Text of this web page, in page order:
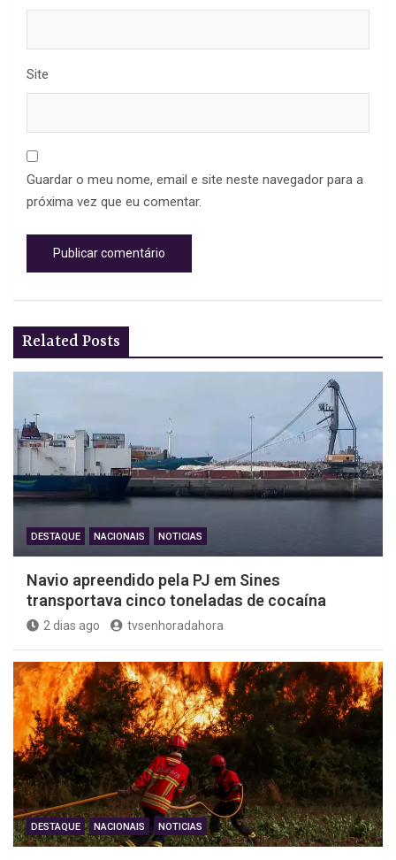
Site
Guardar o meu nome, email e site neste navegador para a
próxima vez que eu comentar.
Related Posts
DESTAQUE NACIONAIS NOTICIAS
Navio apreendido pela PJ em Sines
transportava cinco toneladas de cocaína
2 dias ago tvsenhoradahora
DESTAQUE NACIONAIS NOTICIAS